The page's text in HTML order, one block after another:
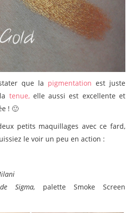
que la pigmentation est juste
tenue,elle aussi est excellente et
! 🙂
petits maquillages avec ce fard,
le voir un peu en action :
Sigma, palette Smoke Screen